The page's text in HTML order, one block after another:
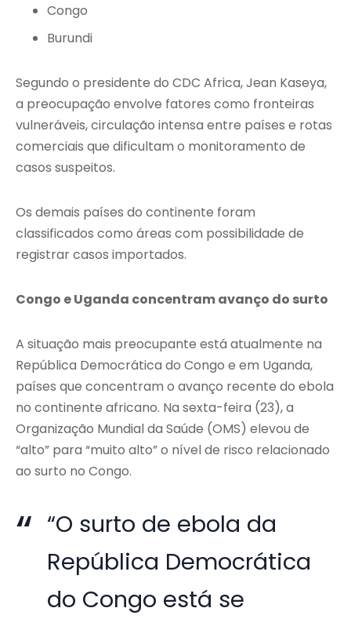
Congo
Burundi
Segundo o presidente do CDC Africa, Jean Kaseya,
a preocupação envolve fatores como fronteiras
vulneráveis, circulação intensa entre países e rotas
comerciais que dificultam o monitoramento de
casos suspeitos.
Os demais países do continente foram
classificados como áreas com possibilidade de
registrar casos importados.
Congo e Uganda concentram avanço do surto
A situação mais preocupante está atualmente na
República Democrática do Congo e em Uganda,
países que concentram o avanço recente do ebola
no continente africano. Na sexta-feira (23), a
Organização Mundial da Saúde (OMS) elevou de
“alto” para “muito alto” o nível de risco relacionado
ao surto no Congo.
“O surto de ebola da
República Democrática
do Congo está se